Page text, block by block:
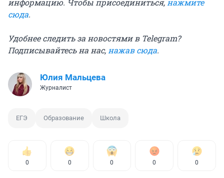
информацию. Чтобы присоединиться,нажмите
сюда.
Удобнее следить за новостями в Telegram?
Подписывайтесь на нас,нажав сюда.
Юлия Мальцева
Журналист
ЕГЭ Образование Школа
0 0 0 0 0